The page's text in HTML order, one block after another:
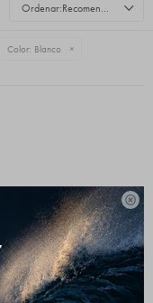

Recomendados
Color: Blanco